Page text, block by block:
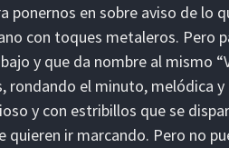
ponernos en sobre aviso de lo
con toques metaleros. Pero
y que da nombre al mismo
rondando el minuto, melódica
y con estribillos que se
ir marcando. Pero no